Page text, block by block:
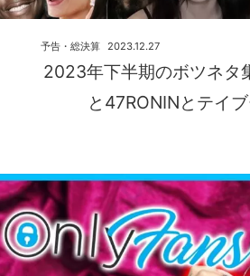
2023年下半期のボツネ
と47RONINとテイ
2023.12.27
予告・総決算